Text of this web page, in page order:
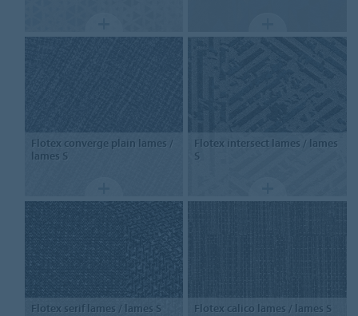
Flotex converge plain lames /
lames S
Flotex intersect lames / lames
S
Flotex seriflames / lames S Flotex calico lames / lames S